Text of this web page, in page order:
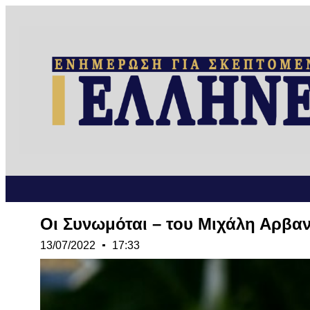
Oι Συνωμόται – του Μιχάλη
13/07/2022 17:33